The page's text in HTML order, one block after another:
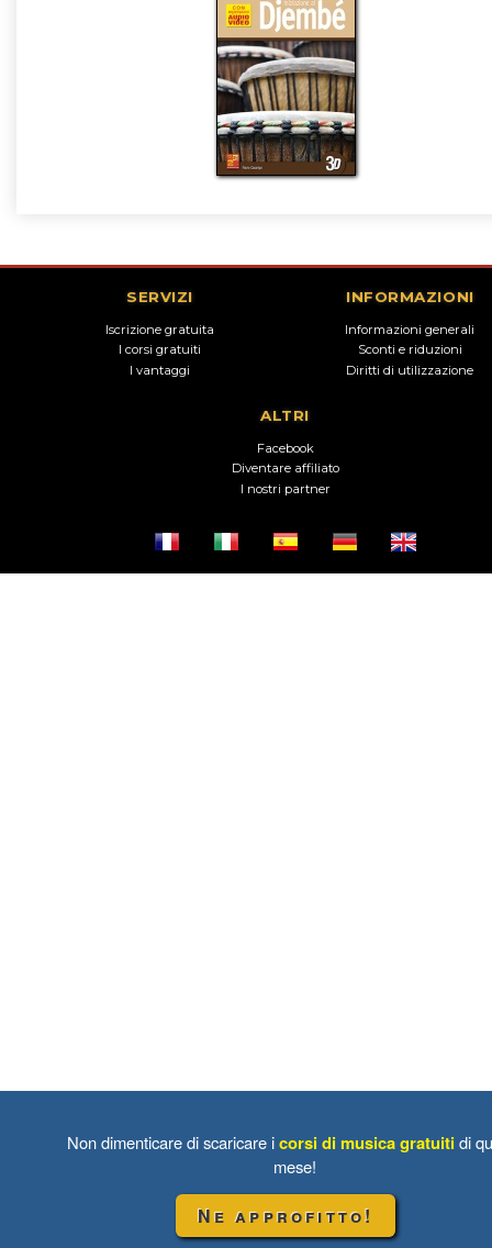
SERVIZI
Iscrizione gratuita
I corsi gratuiti
I vantaggi
INFORMAZIONI
Informazioni generali
Sconti e riduzioni
Diritti di utilizzazione
ALTRI
Facebook
Diventare affiliato
I nostri partner
Non dimenticare di scaricare icorsi di musica gratuiti di
mese!
Ne approfitto!